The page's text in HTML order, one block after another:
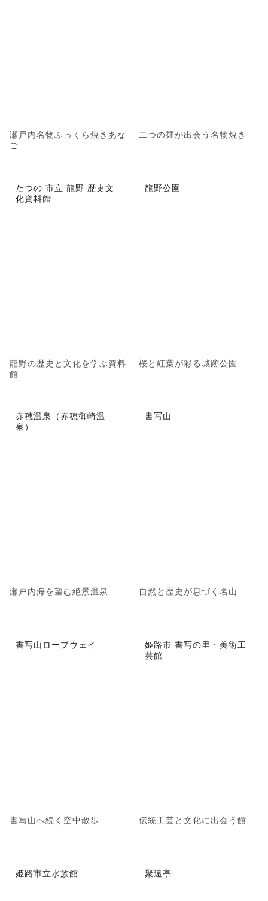
瀬戸内名物ふっくら焼きあな
ご
二つの麺が出会う名物焼き
たつの 市立 龍野 歴史文
化資料館
龍野の歴史と文化を学ぶ資料
館
龍野公園
桜と紅葉が彩る城跡公園
赤穂温泉（赤穂御崎温
泉）
瀬戸内海を望む絶景温泉
書写山
自然と歴史が息づく名山
書写山ロープウェイ
書写山へ続く空中散歩
姫路市 書写の里・美術工
芸館
伝統工芸と文化に出会う館
姫路市立水族館 聚遠亭